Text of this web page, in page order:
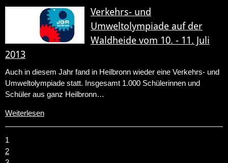
Verkehrs- und
Umweltolympiade auf der
Waldheide vom 10. - 11. Juli
2013
Auch in diesem Jahr fand in Heilbronn wieder eine Verkehrs- und
Umweltolympiade statt. Insgesamt 1.000 Schülerinnen und
Schüler aus ganz Heilbronn…
Weiterlesen
1
2